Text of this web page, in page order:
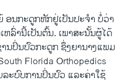
ອນ​ກະ​ດູກ​ຫັກ​ຢູ່​ເປັນ​ປະ​ຈຳ ບໍ່​ວ່າ​
ລົ່​າ​ນີ້​ເປັນ​ຕົ້ນ. ເພ​າ​ສະ​ນັ້ນຜູ້​ໄດ້​
ນປິ່ນ​ປົວກະ​ດູກ​ ຊຶ່ງ​ຍາ​ນາງ​ແພມ​
Florida Orthopedics
ລະ​ບົບ​ການ​ປິ່ນ​ປົວ ແລະ​ຄ່າ​ໃຊ້